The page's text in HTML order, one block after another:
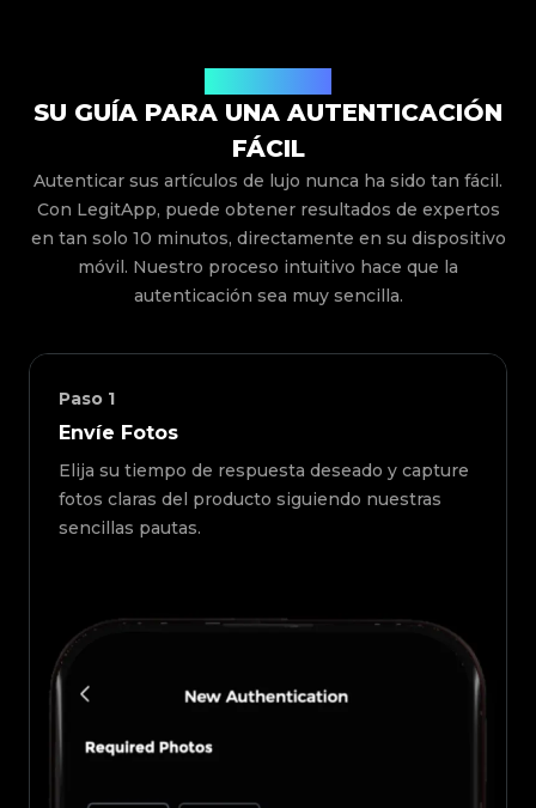
SU GUÍA PARA UNA AUTENTICACIÓN
FÁCIL
Autenticar sus artículos de lujo nunca ha sido tan fácil.
Con LegitApp, puede obtener resultados de expertos
en tan solo 10 minutos, directamente en su dispositivo
móvil. Nuestro proceso intuitivo hace que la
autenticación sea muy sencilla.
Paso 1
Envíe Fotos
Elija su tiempo de respuesta deseado y capture
fotos claras del producto siguiendo nuestras
sencillas pautas.